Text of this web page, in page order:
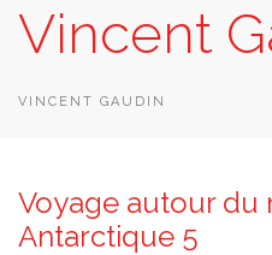
GRILLE DES PROGRAMMES
EMISSIONS / PODCASTS
RECHERCHER
Vincent
VINCENT GAUDIN
Voyage autour du
Antarctique 5